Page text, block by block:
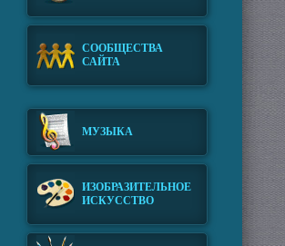
СООБЩЕСТВА
САЙТА
МУЗЫКА
ИЗОБРАЗИТЕЛЬНОЕ
ИСКУССТВО